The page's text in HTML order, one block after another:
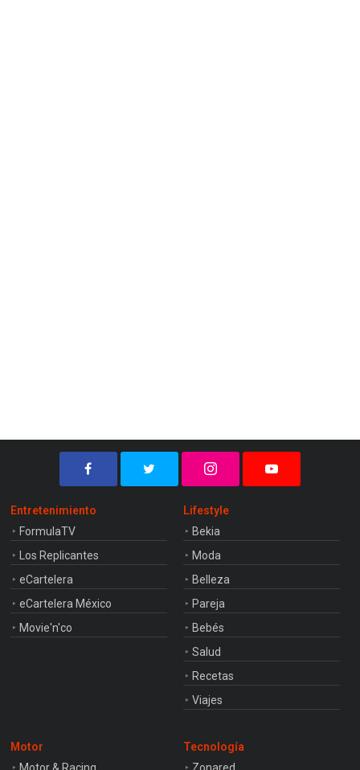
Entretenimiento
FormulaTV
Los Replicantes
eCartelera
eCartelera México
Movie'n'co
Lifestyle
Bekia
Moda
Belleza
Pareja
Bebés
Salud
Recetas
Viajes
Motor
Tecnología